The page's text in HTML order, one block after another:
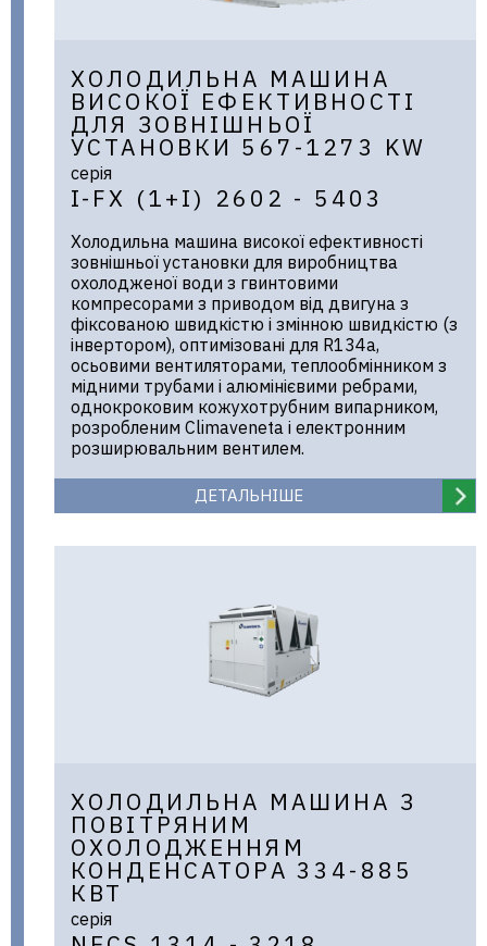
ХОЛОДИЛЬНА МАШИНА
ВИСОКОЇ ЕФЕКТИВНОСТІ
ДЛЯ ЗОВНІШНЬОЇ
УСТАНОВКИ 567-1273 KW
серія
I-FX (1+I) 2602 - 5403
Холодильна машина високої ефективності
зовнішньої установки для виробництва
охолодженої води з гвинтовими
компресорами з приводом від двигуна з
фіксованою швидкістю і змінною швидкістю (з
інвертором), оптимізовані для R134a,
осьовими вентиляторами, теплообмінником з
мідними трубами і алюмінієвими ребрами,
однокроковим кожухотрубним випарником,
розробленим Climaveneta і електронним
розширювальним вентилем.
ДЕТАЛЬНІШЕ
ХОЛОДИЛЬНА МАШИНА З
ПОВІТРЯНИМ
ОХОЛОДЖЕННЯМ
КОНДЕНСАТОРА 334-885
КВТ
серія